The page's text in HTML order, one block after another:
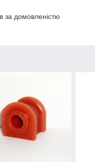
за домовленістю